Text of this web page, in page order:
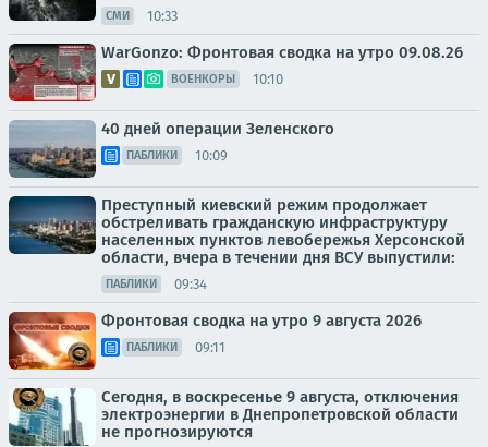
СМИ 10:33
WarGonzo: Фронтовая сводка на утро 09.08.26
ВОЕНКОРЫ 10:10
40 дней операции Зеленского
ПАБЛИКИ 10:09
Преступный киевский режим продолжает
обстреливать гражданскую инфраструктуру
населенных пунктов левобережья Херсонской
области, вчера в течении дня ВСУ выпустили:
ПАБЛИКИ 09:34
Фронтовая сводка на утро 9 августа 2026
ПАБЛИКИ 09:11
Сегодня, в воскресенье 9 августа, отключения
электроэнергии в Днепропетровской области
не прогнозируются